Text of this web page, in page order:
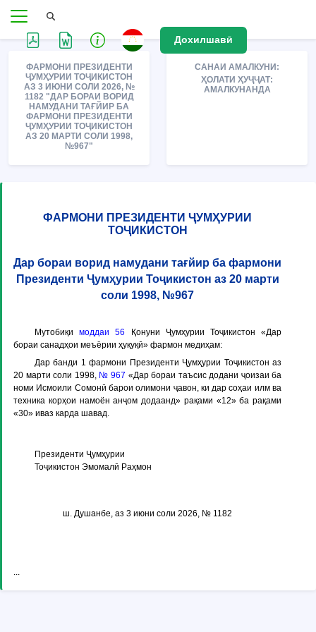
Дохилшавӣ
ФАРМОНИ ПРЕЗИДЕНТИ
ҶУМҲУРИИ ТОҶИКИСТОН
АЗ 3 ИЮНИ СОЛИ 2026, №
1182 "ДАР БОРАИ ВОРИД
НАМУДАНИ ТАҒЙИР БА
ФАРМОНИ ПРЕЗИДЕНТИ
ҶУМҲУРИИ ТОҶИКИСТОН
АЗ 20 МАРТИ СОЛИ 1998,
№967"
САНАИ АМАЛКУНИ:
ҲОЛАТИ ҲУҶҶАТ:
АМАЛКУНАНДА
ФАРМОНИ ПРЕЗИДЕНТИ ҶУМҲУРИИ
ТОҶИКИСТОН
Дар бораи ворид намудани тағйир ба фармони
Президенти Ҷумҳурии Тоҷикистон аз 20 марти
соли 1998, №967
Мутобиқимоддаи 56 Қонуни Ҷумҳурии Тоҷикистон «Дар
бораи санадҳои меъёрии ҳуқуқӣ» фармон медиҳам:
Дар банди 1 фармони Президенти Ҷумҳурии Тоҷикистон аз
20 марти соли 1998, № 967 «Дар бораи таъсис додани ҷоизаи ба
номи Исмоили Сомонӣ барои олимони ҷавон, ки дар соҳаи илм ва
техника корҳои намоён анҷом додаанд» рақами «12» ба рақами
«30» иваз карда шавад.
Президенти Ҷумҳурии
Тоҷикистон Эмомалӣ Раҳмон
ш. Душанбе, аз 3 июни соли 2026, № 1182
...